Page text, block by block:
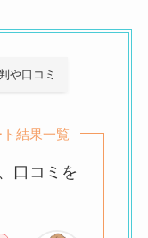
や口コミ
結果一覧
口コミを